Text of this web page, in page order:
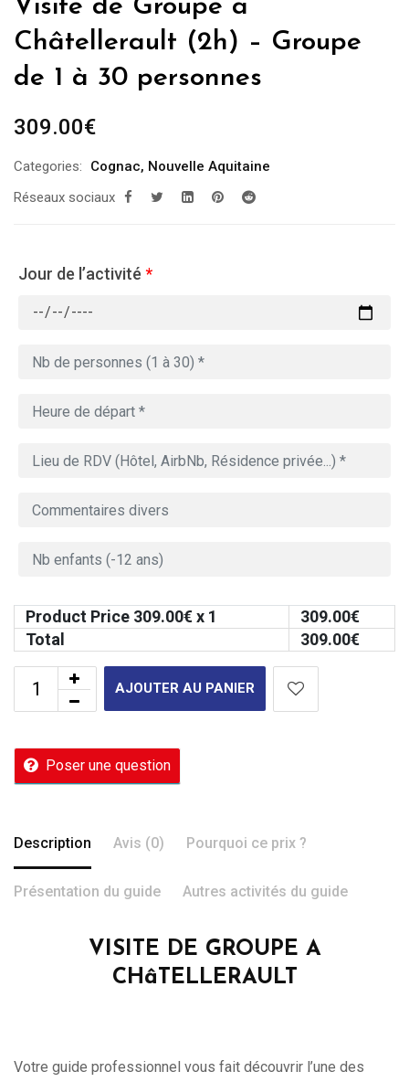
Visite de Groupe à
Châtellerault (2h) – Groupe
de 1 à 30 personnes
309.00€
Categories: Cognac, Nouvelle Aquitaine
Réseaux sociaux
Jour de l’activité *
Product Price 309.00€ x 1 309.00€
Total
309.00€
AJOUTER AU PANIER
Poser une question
Description Avis (0) Pourquoi ce prix ?
Présentation du guide Autres activités du guide
VISITE DE GROUPE A
CHâTELLERAULT
Votre guide professionnel vous fait découvrir l’une des